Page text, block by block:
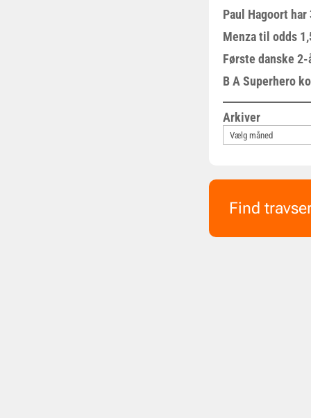
Paul Hagoort
Menza til odds
Første danske
B A Superhero
Arkiver
Find